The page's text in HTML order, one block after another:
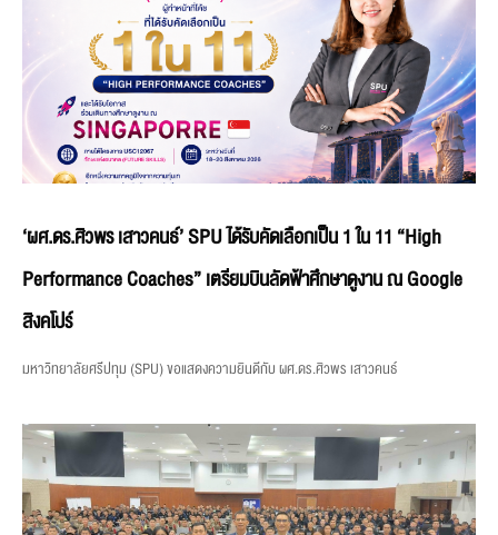
‘ผศ.ดร.ศิวพร เสาวคนธ์’ SPU ได้รับคัดเลือกเป็น 1 ใน 11 “High
Performance Coaches” เตรียมบินลัดฟ้าศึกษาดูงาน ณ Google
สิงคโปร์
มหาวิทยาลัยศรีปทุม (SPU) ขอแสดงความยินดีกับ ผศ.ดร.ศิวพร เสาวคนธ์